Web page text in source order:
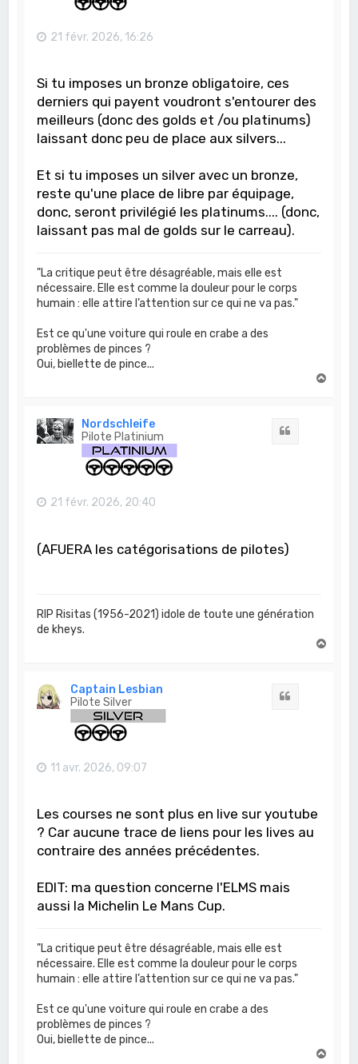
21 févr. 2026, 16:26
Si tu imposes un bronze obligatoire, ces
derniers qui payent voudront s'entourer des
meilleurs (donc des golds et /ou platinums)
laissant donc peu de place aux silvers...
Et si tu imposes un silver avec un bronze,
reste qu'une place de libre par équipage,
donc, seront privilégié les platinums.... (donc,
laissant pas mal de golds sur le carreau).
"La critique peut être désagréable, mais elle est
nécessaire. Elle est comme la douleur pour le corps
humain : elle attire l’attention sur ce qui ne va pas."
Est ce qu'une voiture qui roule en crabe a des
problèmes de pinces ?
Oui, biellette de pince...
Nordschleife
Pilote Platinium
21 févr. 2026, 20:40
(AFUERA les catégorisations de pilotes)
RIP Risitas (1956-2021) idole de toute une génération
de kheys.
Captain Lesbian
Pilote Silver
11 avr. 2026, 09:07
Les courses ne sont plus en live sur youtube
? Car aucune trace de liens pour les lives au
contraire des années précédentes.
EDIT: ma question concerne l'ELMS mais
aussi la Michelin Le Mans Cup.
"La critique peut être désagréable, mais elle est
nécessaire. Elle est comme la douleur pour le corps
humain : elle attire l’attention sur ce qui ne va pas."
Est ce qu'une voiture qui roule en crabe a des
problèmes de pinces ?
Oui, biellette de pince...